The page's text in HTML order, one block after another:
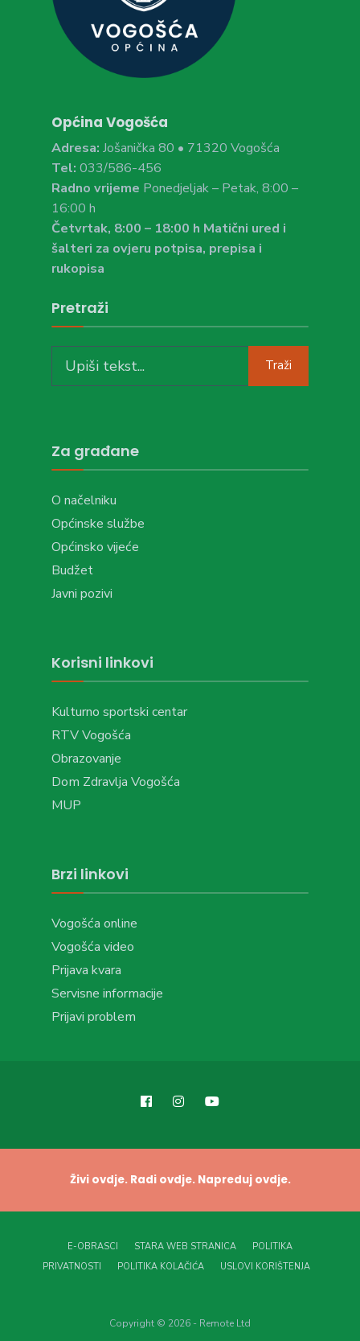
Općina Vogošća
Adresa: Jošanička 80 • 71320 Vogošća
Tel: 033/586-456
Radno vrijeme Ponedjeljak – Petak, 8:00 –
16:00 h
Četvrtak, 8:00 – 18:00 h Matični ured i
šalteri za ovjeru potpisa, prepisa i
rukopisa
Pretraži
for:
Traži
Za građane
O načelniku
Općinske službe
Općinsko vijeće
Budžet
Javni pozivi
Korisni linkovi
Kulturno sportski centar
RTV Vogošća
Obrazovanje
Dom Zdravlja Vogošća
MUP
Brzi linkovi
Vogošća online
Vogošća video
Prijava kvara
Servisne informacije
Prijavi problem
Živi ovdje. Radi ovdje. Napreduj ovdje.
E-OBRASCI STARA WEB STRANICA
POLITIKA
PRIVATNOSTI
POLITIKA KOLAČIĆA USLOVI KORIŠTENJA
Copyright © 2026 - Remote Ltd